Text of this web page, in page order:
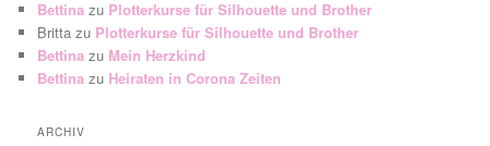
Bettina zu Plotterkurse für Silhouette und Brother
Britta zu Plotterkurse für Silhouette und Brother
Bettina zu Mein Herzkind
Bettina zu Heiraten in Corona Zeiten
ARCHIV